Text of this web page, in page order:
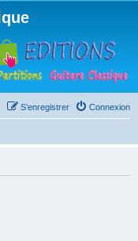
Connexion
S’enregistrer